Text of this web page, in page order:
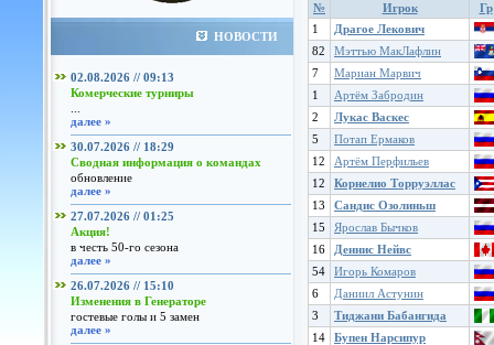
НОВОСТИ
02.08.2026 // 09:13
Комерческие турниры
далее »
30.07.2026 // 18:29
Сводная информация о командах
обновление
далее »
27.07.2026 // 01:25
Акция!
в честь 50-го сезона
далее »
26.07.2026 // 15:10
Изменения в Генераторе
гостевые голы и 5 замен
далее »
№ Игрок
Гр
1
Драгое Лекович
82
Мэттью МакЛафлин
7
Мариан Марвич
1
Артём Забродин
2
Лукас Васкес
5
Потап Ермаков
12
Артём Перфильев
12
Корнелио Торруэллас
13
Сандис Озолиньш
15
Ярослав Бычков
16
Деннис Нейвс
54
Игорь Комаров
6
Даниил Астунин
3
Тиджани Бабангида
14
Бупен Нарсипур